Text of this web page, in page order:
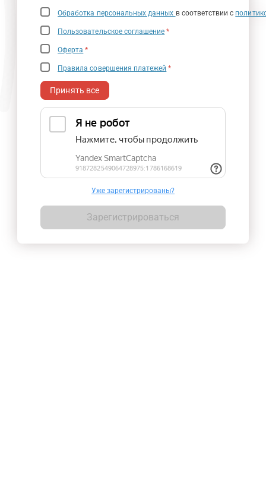
Обработка персональных данных в соответствии с
Пользовательское соглашение *
Оферта *
Правила совершения платежей *
Принять все
Уже зарегистрированы?
Зарегистрироваться